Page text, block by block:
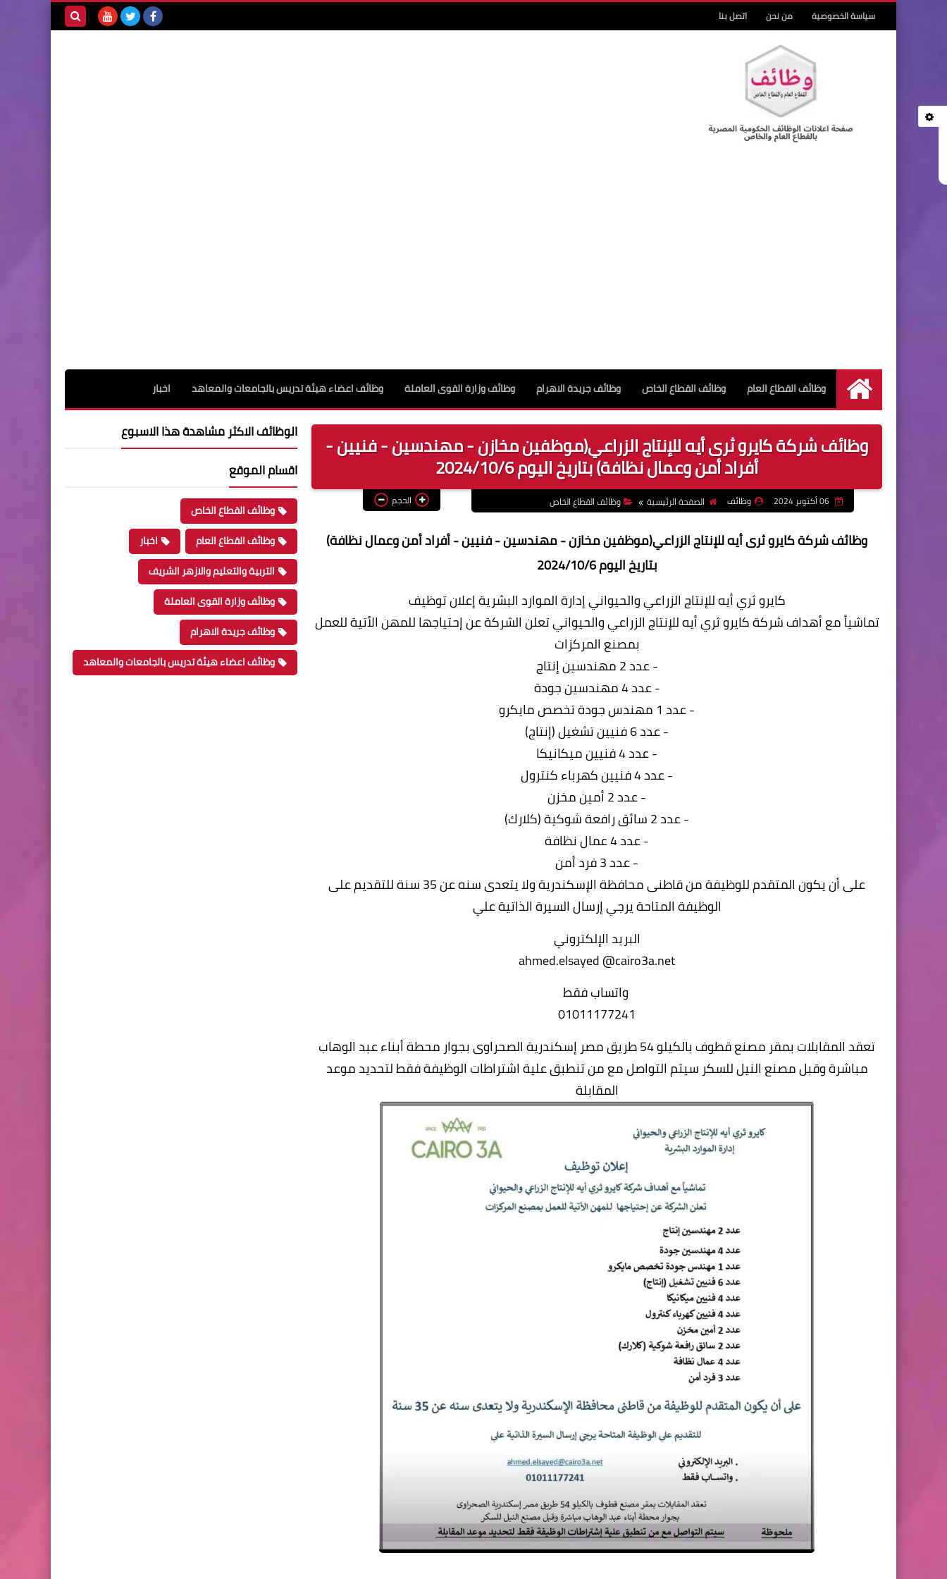
سياسة الخصوصية من نحن اتصل بنا
الرئيسية
وظائف القطاع العام وظائف القطاع الخاص وظائف جريدة الاهرام وظائف وزارة القوى العاملة وظائف اعضاء هيئة تدريس بالجامعات والمعاهد اخبار
وظائف شركة كايرو ثرى أيه للإنتاج الزراعي(موظفين مخازن - مهندسين - فنيين -
أفراد أمن وعمال نظافة) بتاريخ اليوم 2024/10/6
06 أكتوبر 2024 وظائف الصفحة الرئيسية وظائف القطاع الخاص الحجم
وظائف شركة كايرو ثرى أيه للإنتاج الزراعي(موظفين مخازن - مهندسين - فنيين - أفراد أمن وعمال نظافة)
بتاريخ اليوم 2024/10/6
كايرو ثري أيه للإنتاج الزراعي والحيواني إدارة الموارد البشرية إعلان توظيف
تماشياً مع أهداف شركة كايرو ثري أيه للإنتاج الزراعي والحيواني تعلن الشركة عن إحتياجها للمهن الأتية للعمل
بمصنع المركزات
- عدد 2 مهندسين إنتاج
- عدد 4 مهندسين جودة
- عدد 1 مهندس جودة تخصص مايكرو
- عدد 6 فنيين تشغيل (إنتاج)
- عدد 4 فنيين ميكانيكا
- عدد 4 فنيين كهرباء كنترول
- عدد 2 أمين مخزن
- عدد 2 سائق رافعة شوكية (كلارك)
- عدد 4 عمال نظافة
- عدد 3 فرد أمن
على أن يكون المتقدم للوظيفة من قاطنى محافظة الإسكندرية ولا يتعدى سنه عن 35 سنة للتقديم على
الوظيفة المتاحة يرجي إرسال السيرة الذاتية علي
البريد الإلكتروني
ahmed.elsayed @cairo3a.net
واتساب فقط
01011177241
تعقد المقابلات بمقر مصنع قطوف بالكيلو 54 طريق مصر إسكندرية الصحراوى بجوار محطة أبناء عبد الوهاب
مباشرة وقبل مصنع النيل للسكر سيتم التواصل مع من تنطبق علية اشتراطات الوظيفة فقط لتحديد موعد
المقابلة
الوظائف الاكثر مشاهدة هذا الاسبوع
اقسام الموقع
وظائف القطاع الخاص
وظائف القطاع العام
اخبار
التربية والتعليم والازهر الشريف
وظائف وزارة القوى العاملة
وظائف جريدة الاهرام
وظائف اعضاء هيئة تدريس بالجامعات والمعاهد